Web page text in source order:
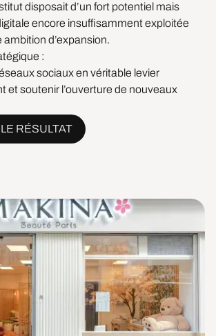
disposait d’un fort potentiel mais
encore insuffisamment exploitée
d’expansion.
:
sociaux en véritable levier
et soutenir l’ouverture de nouveaux
RÉSULTAT